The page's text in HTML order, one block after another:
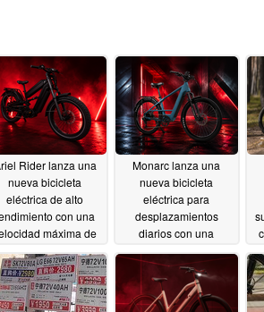
Rider lanza una
nueva bicicleta
eléctrica de alto
con una
máxima de
07/09/2026
Monarc lanza una
nueva bicicleta
eléctrica para
desplazamientos
diarios con una
autonomía de 130
millas
06/25/2026